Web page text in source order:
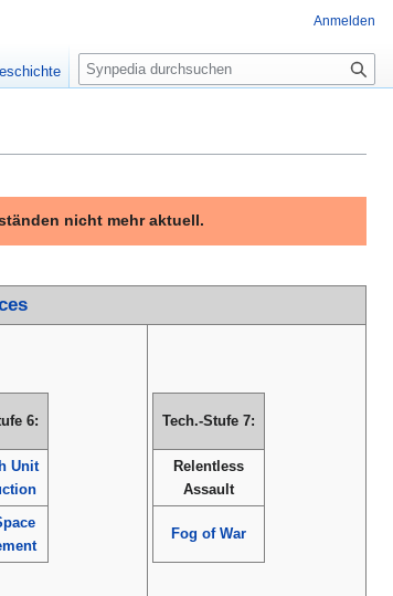
nicht mehr aktuell.
6:
Unit
Tech.-Stufe 7:
Relentless
Assault
Fog of War
Anmelden
Suche